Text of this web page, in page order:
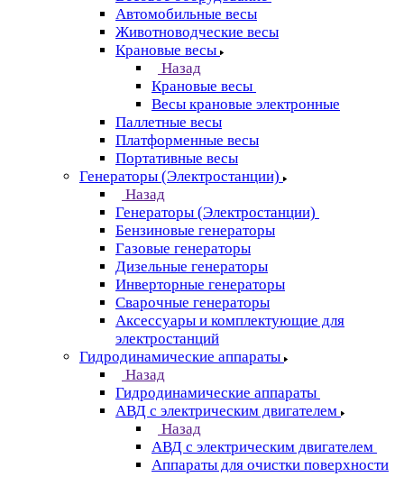
Автомобильные весы
Животноводческие весы
Крановые весы
Назад
Крановые весы
Весы крановые электронные
Паллетные весы
Платформенные весы
Портативные весы
Генераторы (Электростанции)
Назад
Генераторы (Электростанции)
Бензиновые генераторы
Газовые генераторы
Дизельные генераторы
Инверторные генераторы
Сварочные генераторы
Аксессуары и комплектующие для
электростанций
Гидродинамические аппараты
Назад
Гидродинамические аппараты
АВД с электрическим двигателем
Назад
АВД с электрическим двигателем
Аппараты для очистки поверхности